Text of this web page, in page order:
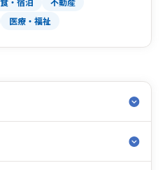
医療・福祉